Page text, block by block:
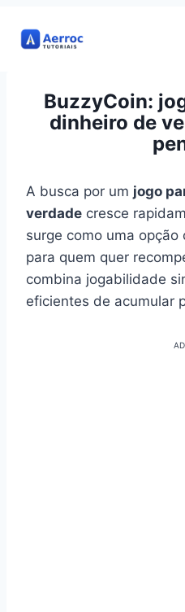
para
BuzzyCoin:
dinheiro de
A busca por um jogo
verdade cresce
surge como uma
para quem quer
combina jogabilidade
eficientes de acumular